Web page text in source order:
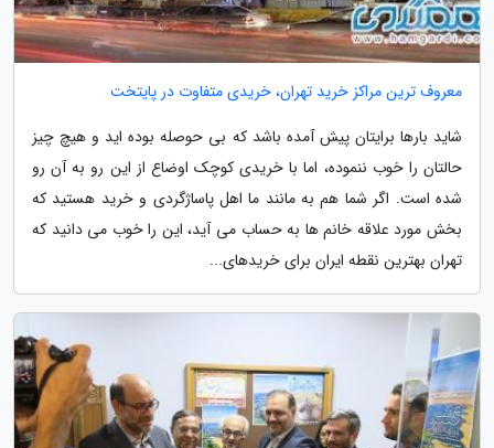
معروف ترین مراکز خرید تهران، خریدی متفاوت در پایتخت
شاید بارها برایتان پیش آمده باشد که بی حوصله بوده اید و هیچ چیز
حالتان را خوب ننموده، اما با خریدی کوچک اوضاع از این رو به آن رو
شده است. اگر شما هم به مانند ما اهل پاساژگردی و خرید هستید که
بخش مورد علاقه خانم ها به حساب می آید، این را خوب می دانید که
تهران بهترین نقطه ایران برای خریدهای...